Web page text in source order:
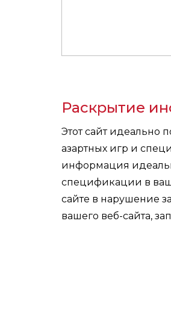
Раскрытие
Этот сайт идеально
азартных игр и
информация
спецификации в
сайте в нарушение
вашего веб-сайта,